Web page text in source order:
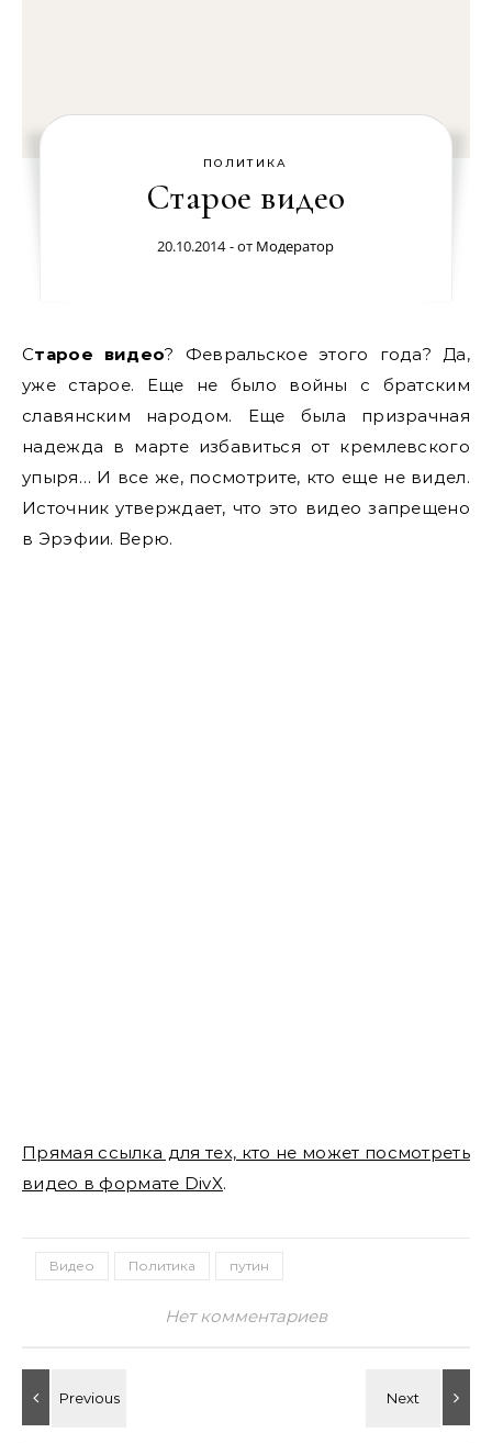
ПОЛИТИКА
Старое видео
20.10.2014 - от Модератор
Старое видео? Февральское этого года? Да,
уже старое. Еще не было войны с братским
славянским народом. Еще была призрачная
надежда в марте избавиться от кремлевского
упыря… И все же, посмотрите, кто еще не видел.
Источник утверждает, что это видео запрещено
в Эрэфии. Верю.
Прямая ссылка для тех, кто не может посмотреть
видео в формате DivX.
Видео Политика путин
Нет комментариев